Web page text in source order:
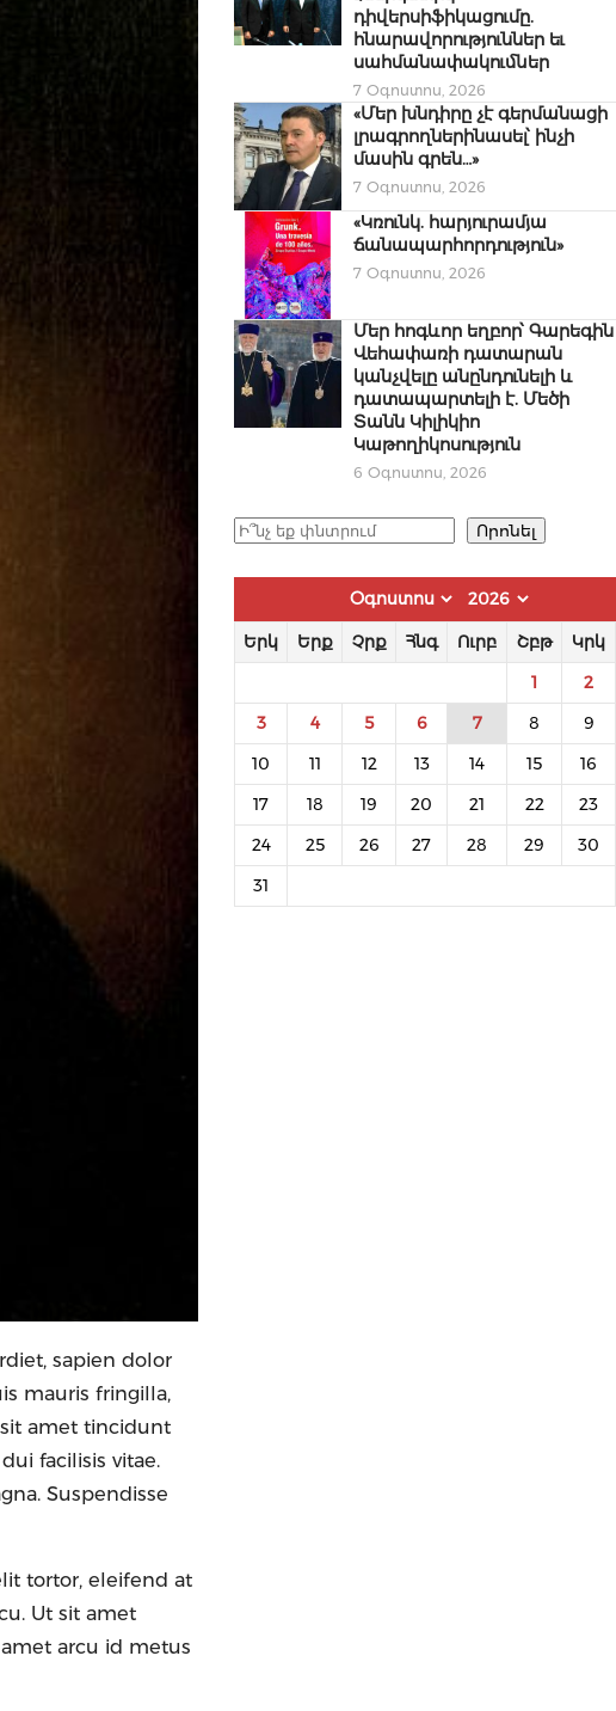
sapien dolor
mauris fringilla,
amet tincidunt
facilisis vitae.
Suspendisse
tortor, eleifend at
Ut sit amet
arcu id metus
դիվերսիֆիկացումը.
հնարավորություններ եւ
սահմանափակումներ
7 Օգոստոս, 2026
«Մեր խնդիրը չէ գերմանացի
լրագրողներինասել՝ ինչի
մասին գրեն…»
7 Օգոստոս, 2026
«Կռունկ. հարյուրամյա
ճանապարհորդություն»
7 Օգոստոս, 2026
Մեր հոգևոր եղբոր՝ Գարեգին
Վեհափառի դատարան
կանչվելը անընդունելի և
դատապարտելի է. Մեծի
Տանն Կիլիկիո
Կաթողիկոսություն
6 Օգոստոս, 2026
Որոնել Որոնել
Երկ Երք Չրք Հնգ Ուրբ Շբթ Կրկ
1 2
3 4 5 6 7 8 9
10 11 12 13 14 15 16
17 18 19 20 21 22 23
24 25 26 27 28 29 30
31